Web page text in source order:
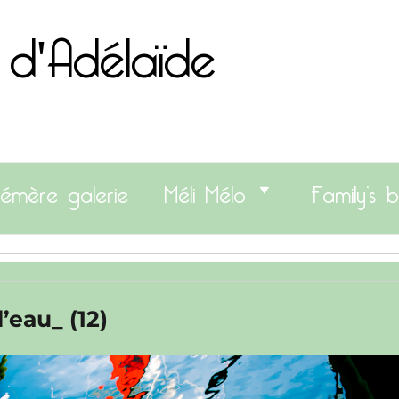
galerie Méli Mélo Family’s
(12)